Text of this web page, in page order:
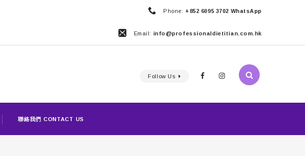
Phone: +852 6095 3702 WhatsApp
Email: info@professionaldietitian.com.hk
Follow Us
聯絡我們 CONTACT US